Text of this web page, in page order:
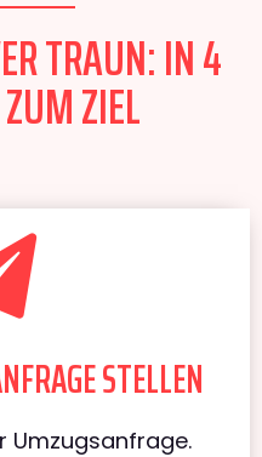
TRAUN: IN 4
ZIEL
STELLEN
Umzugsanfrage.